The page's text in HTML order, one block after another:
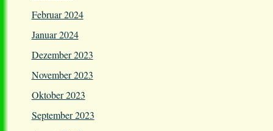
Februar 2024
Januar 2024
Dezember 2023
November 2023
Oktober 2023
September 2023